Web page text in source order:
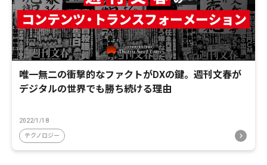
唯一無二の衝撃的なファクトがDXの鍵。週刊文春が
デジタルの世界でも勝ち続ける理由
2022/1/18
テクノロジー